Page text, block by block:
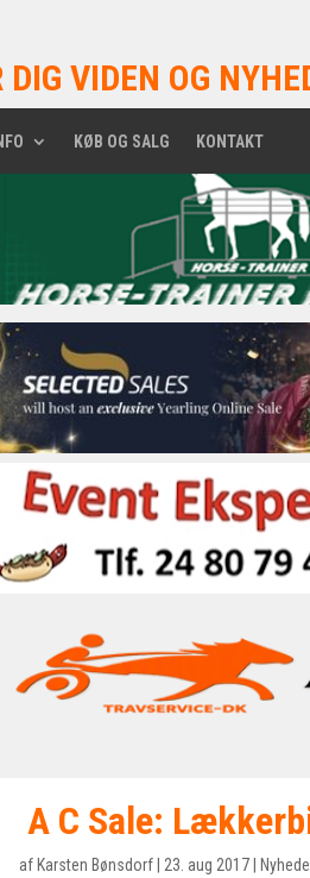
VIDEN OG
KØB OG SALG KONTAKT
A C Sale:
af Karsten Bønsdorf 23. aug 2017